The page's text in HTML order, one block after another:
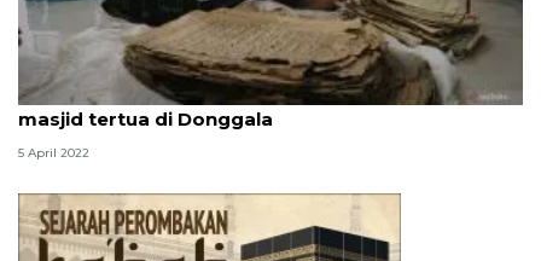
Sejarah penyebaran Islam dan Al Quran tua di
masjid tertua di Donggala
5 April 2022